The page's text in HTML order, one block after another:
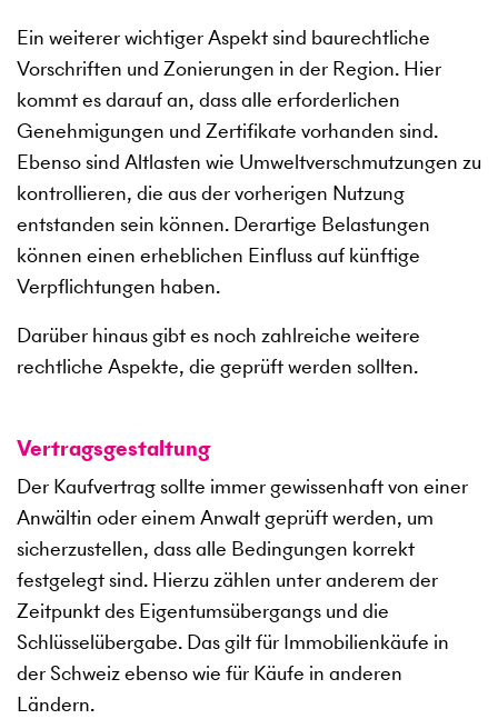
Ein weiterer wichtiger Aspekt sind baurechtliche
Vorschriften und Zonierungen in der Region. Hier
kommt es darauf an, dass alle erforderlichen
Genehmigungen und Zertifikate vorhanden sind.
Ebenso sind Altlasten wie Umweltverschmutzungen zu
kontrollieren, die aus der vorherigen Nutzung
entstanden sein können. Derartige Belastungen
können einen erheblichen Einfluss auf künftige
Verpflichtungen haben.
Darüber hinaus gibt es noch zahlreiche weitere
rechtliche Aspekte, die geprüft werden sollten.
Vertragsgestaltung
Der Kaufvertrag sollte immer gewissenhaft von einer
Anwältin oder einem Anwalt geprüft werden, um
sicherzustellen, dass alle Bedingungen korrekt
festgelegt sind. Hierzu zählen unter anderem der
Zeitpunkt des Eigentumsübergangs und die
Schlüsselübergabe. Das gilt für Immobilienkäufe in
der Schweiz ebenso wie für Käufe in anderen
Ländern.